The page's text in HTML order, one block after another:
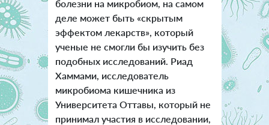
болезни на микробиом, на самом
деле может быть «скрытым
эффектом лекарств», который
ученые не смогли бы изучить без
подобных исследований. Риад
Хаммами, исследователь
микробиома кишечника из
Университета Оттавы, который не
принимал участия в исследовании,